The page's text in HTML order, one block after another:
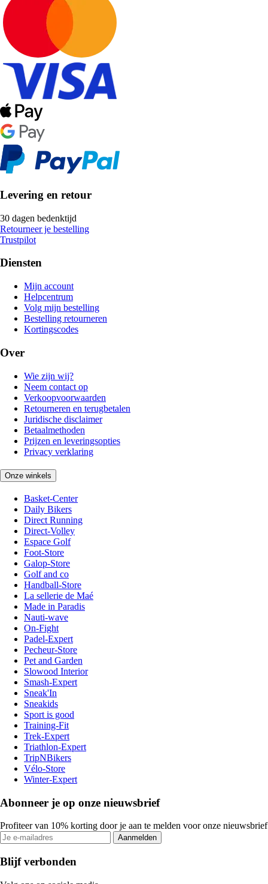
Levering en retour
30 dagen bedenktijd
Retourneer je bestelling
Trustpilot
Diensten
Mijn account
Helpcentrum
Volg mijn bestelling
Bestelling retourneren
Kortingscodes
Over
Wie zijn wij?
Neem contact op
Verkoopvoorwaarden
Retourneren en terugbetalen
Juridische disclaimer
Betaalmethoden
Prijzen en leveringsopties
Privacy verklaring
Onze winkels
Basket-Center
Daily Bikers
Direct Running
Direct-Volley
Espace Golf
Foot-Store
Galop-Store
Golf and co
Handball-Store
La sellerie de Maé
Made in Paradis
Nauti-wave
On-Fight
Padel-Expert
Pecheur-Store
Pet and Garden
Slowood Interior
Smash-Expert
Sneak'In
Sneakids
Sport is good
Training-Fit
Trek-Expert
Triathlon-Expert
TripNBikers
Vélo-Store
Winter-Expert
Abonneer je op onze nieuwsbrief
Profiteer van 10% korting door je aan te melden voor onze nieuwsbrief
Aanmelden
Blijf verbonden